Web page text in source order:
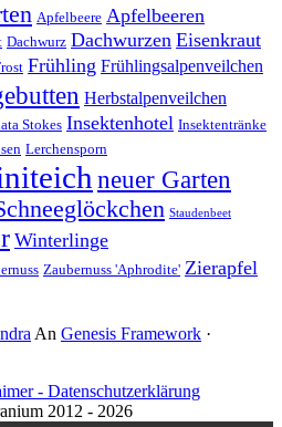
Apfelbeere Apfelbeeren
Dachwurz Dachwurzen Eisenkraut
Frühling Frühlingsalpenveilchen
Herbstalpenveilchen
Stokes Insektenhotel Insektentränke
Lerchensporn
neuer Garten
Staudenbeet
Winterlinge
Zaubernuss 'Aphrodite' Zierapfel
An Genesis Framework ·
- Datenschutzerklärung
2012 - 2026